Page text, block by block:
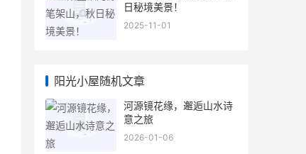
日秘境美景！
2025-11-01
阳光小屋随机文章
河源镜花缘，邂逅山水诗
意之旅
2026-01-06